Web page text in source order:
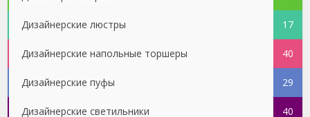
Дизайнерские люстры 17
Дизайнерские напольные торшеры 40
Дизайнерские пуфы 29
Дизайнерские светильники 40